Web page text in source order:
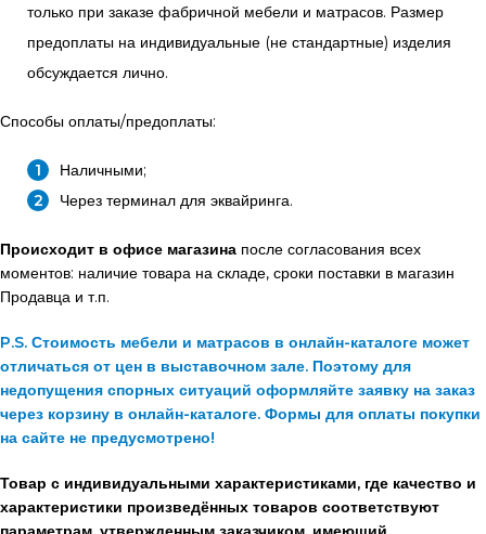
только при заказе фабричной мебели и матрасов. Размер
предоплаты на индивидуальные (не стандартные) изделия
обсуждается лично.
Способы оплаты/предоплаты:
Наличными;
Через терминал для эквайринга.
Происходит в офисе магазина после согласования всех
моментов: наличие товара на складе, сроки поставки в магазин
Продавца и т.п.
P.S. Стоимость мебели и матрасов в онлайн-каталоге может
отличаться от цен в выставочном зале. Поэтому для
недопущения спорных ситуаций оформляйте заявку на заказ
через корзину в онлайн-каталоге. Формы для оплаты покупки
на сайте не предусмотрено!
Товар с индивидуальными характеристиками, где качество и
характеристики произведённых товаров соответствуют